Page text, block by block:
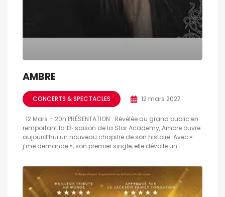
AMBRE
CONCERTS & SPECTACLES 12 mars 2027
12 Mars – 20h PRÉSENTATION : Révélée au grand public en
remportant la 13ᵉ saison de la Star Academy, Ambre ouvre
aujourd’hui un nouveau chapitre de son histoire. Avec «
j’me demande », son premier single, elle dévoile un...